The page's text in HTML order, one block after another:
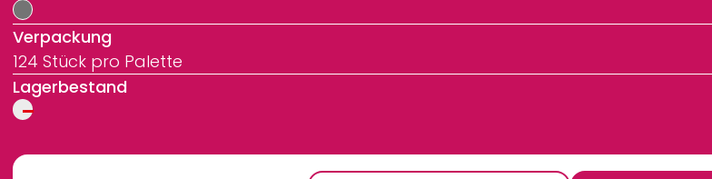
Verpackung
124 Stück pro Palette
Lagerbestand